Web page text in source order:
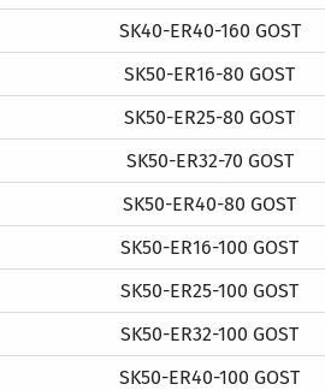
SK40-ER40-160 GOST
SK50-ER16-80 GOST
SK50-ER25-80 GOST
SK50-ER32-70 GOST
SK50-ER40-80 GOST
SK50-ER16-100 GOST
SK50-ER25-100 GOST
SK50-ER32-100 GOST
SK50-ER40-100 GOST